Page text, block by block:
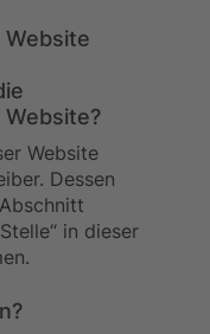
Website
Dessen
in dieser